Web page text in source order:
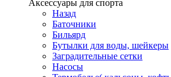
Аксессуары для спорта
Назад
Баточники
Бильярд
Бутылки для воды, шейкеры
Заградительные сетки
Насосы